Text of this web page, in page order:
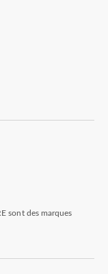
sont des marques